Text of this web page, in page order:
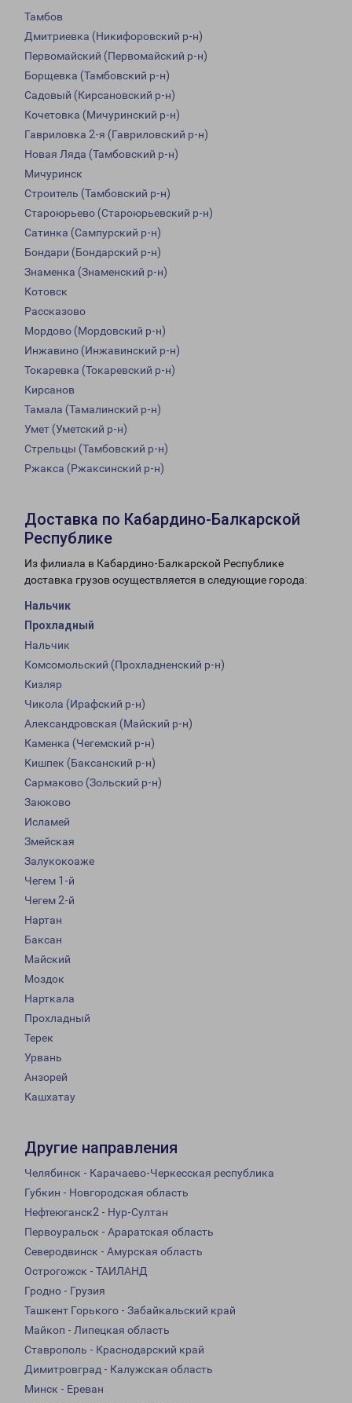
Тамбов
Дмитриевка (Никифоровский р-н)
Первомайский (Первомайский р-н)
Борщевка (Тамбовский р-н)
Садовый (Кирсановский р-н)
Кочетовка (Мичуринский р-н)
Гавриловка 2-я (Гавриловский р-н)
Новая Ляда (Тамбовский р-н)
Мичуринск
Строитель (Тамбовский р-н)
Староюрьево (Староюрьевский р-н)
Сатинка (Сампурский р-н)
Бондари (Бондарский р-н)
Знаменка (Знаменский р-н)
Котовск
Рассказово
Мордово (Мордовский р-н)
Инжавино (Инжавинский р-н)
Токаревка (Токаревский р-н)
Кирсанов
Тамала (Тамалинский р-н)
Умет (Уметский р-н)
Стрельцы (Тамбовский р-н)
Ржакса (Ржаксинский р-н)
Доставка по Кабардино-Балкарской
Республике
Из филиала в Кабардино-Балкарской Республике
доставка грузов осуществляется в следующие города:
Нальчик
Прохладный
Нальчик
Комсомольский (Прохладненский р-н)
Кизляр
Чикола (Ирафский р-н)
Александровская (Майский р-н)
Каменка (Чегемский р-н)
Кишпек (Баксанский р-н)
Сармаково (Зольский р-н)
Заюково
Исламей
Змейская
Залукокоаже
Чегем 1-й
Чегем 2-й
Нартан
Баксан
Майский
Моздок
Нарткала
Прохладный
Терек
Урвань
Анзорей
Кашхатау
Другие направления
Челябинск - Карачаево-Черкесская республика
Губкин - Новгородская область
Нефтеюганск2 - Нур-Султан
Первоуральск - Араратская область
Северодвинск - Амурская область
Острогожск - ТАИЛАНД
Гродно - Грузия
Ташкент Горького - Забайкальский край
Майкоп - Липецкая область
Ставрополь - Краснодарский край
Димитровград - Калужская область
Минск - Ереван